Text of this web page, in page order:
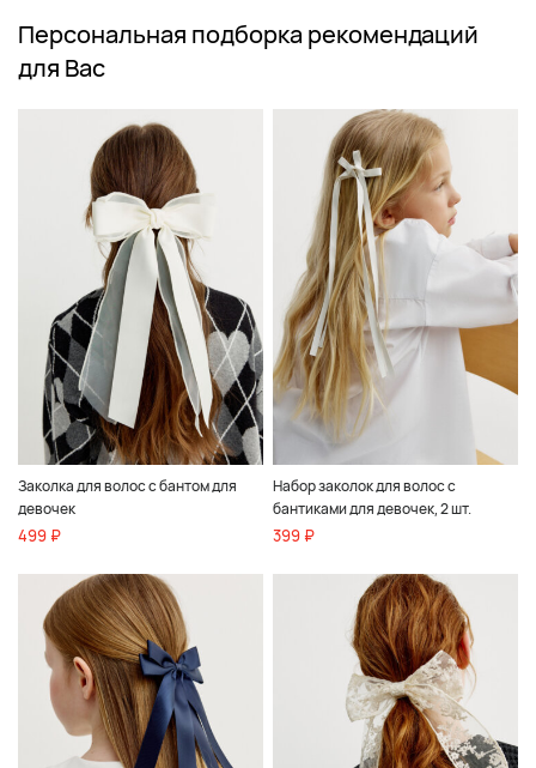
Персональная подборка рекомендаций
для Вас
Заколка для волос с бантом для
девочек
499 ₽
Набор заколок для волос с
бантиками для девочек, 2 шт.
399 ₽